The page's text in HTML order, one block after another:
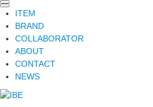
ITEM
BRAND
COLLABORATOR
ABOUT
CONTACT
NEWS